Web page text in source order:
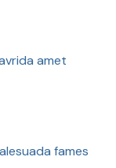
amet
fames